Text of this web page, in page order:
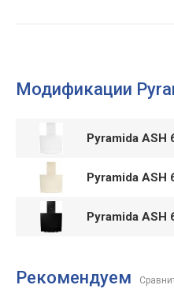
Модификации
Pyramida ASH
Pyramida ASH
Pyramida ASH
Рекомендуем